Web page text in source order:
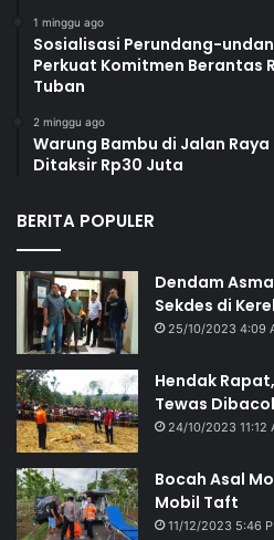
1 minggu ago
Sosialisasi Perundang-
Perkuat Komitmen Berantas
Tuban
2 minggu ago
Warung Bambu di Jalan
Ditaksir Rp30 Juta
BERITA POPULER
Dendam
Sekdes di
25/10/2023 4:09
Hendak
Tewas
24/10/2023 11:12
Bocah Asal
Mobil Taft
11/12/2023 5:46